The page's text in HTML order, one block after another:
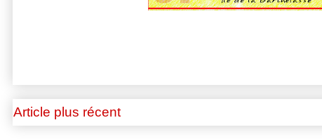
Article plus récent